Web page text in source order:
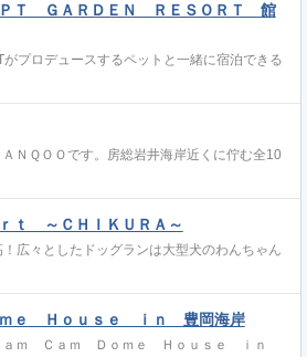
Ｔ ＧＡＲＤＥＮ ＲＥＳＯＲＴ 館
プロデュースするペットと一緒に宿泊できる
ＮＱＯＯです。房総岩井海岸近くに佇む全10
ｔ ～ＣＨＩＫＵＲＡ～
広々としたドッグランは大型犬のわんちゃん
ｅ Ｈｏｕｓｅ ｉｎ 豊岡海岸
ａｍ Ｃａｍ Ｄｏｍｅ Ｈｏｕｓｅ ｉｎ